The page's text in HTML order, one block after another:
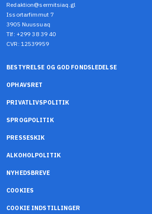
Redaktion@sermitsiaq.gl
Issortarfimmut 7
3905 Nuussuaq
Tlf: +299 38 39 40
CVR: 12539959
BESTYRELSE OG GOD FONDSLEDELSE
OPHAVSRET
PRIVATLIVSPOLITIK
SPROGPOLITIK
PRESSESKIK
ALKOHOLPOLITIK
NYHEDSBREVE
COOKIES
COOKIE INDSTILLINGER